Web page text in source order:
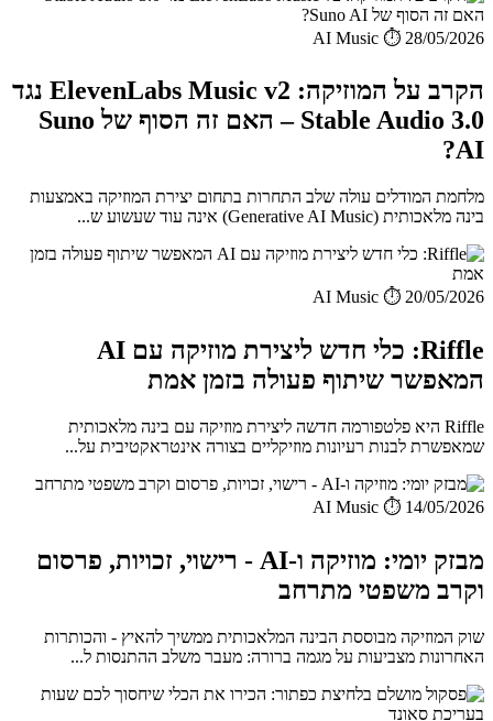
AI Music ⏱️ 28/05/2026
הקרב על המוזיקה: ElevenLabs Music v2 נגד
Stable Audio 3.0 – האם זה הסוף של Suno
AI?
מלחמת המודלים עולה שלב התחרות בתחום יצירת המוזיקה באמצעות
בינה מלאכותית (Generative AI Music) אינה עוד שעשוע ש...
AI Music ⏱️ 20/05/2026
Riffle: כלי חדש ליצירת מוזיקה עם AI
המאפשר שיתוף פעולה בזמן אמת
Riffle היא פלטפורמה חדשה ליצירת מוזיקה עם בינה מלאכותית
שמאפשרת לבנות רעיונות מוזיקליים בצורה אינטראקטיבית על...
AI Music ⏱️ 14/05/2026
מבזק יומי: מוזיקה ו-AI - רישוי, זכויות, פרסום
וקרב משפטי מתרחב
שוק המוזיקה מבוססת הבינה המלאכותית ממשיך להאיץ - והכותרות
האחרונות מצביעות על מגמה ברורה: מעבר משלב ההתנסות ל...